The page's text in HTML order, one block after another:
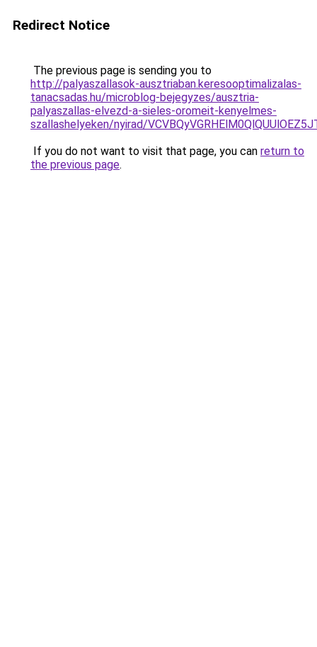
Redirect Notice
The previous page is sending you to
http://palyaszallasok-ausztriaban.keresooptimalizalas-
tanacsadas.hu/microblog-bejegyzes/ausztria-
palyaszallas-elvezd-a-sieles-oromeit-kenyelmes-
szallashelyeken/nyirad/
If you do not want to visit that page, you can return to
the previous page.